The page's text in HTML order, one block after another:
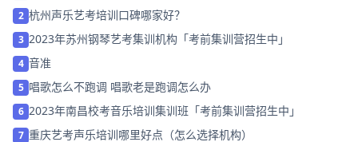
2 杭州声乐艺考培训口碑哪家好？
3 2023年苏州钢琴艺考集训机构「考前集训营招生中」
4 音准
5 唱歌怎么不跑调 唱歌老是跑调怎么办
6 2023年南昌校考音乐培训集训班「考前集训营招生中」
7 重庆艺考声乐培训哪里好点（怎么选择机构）